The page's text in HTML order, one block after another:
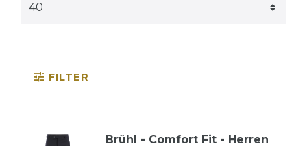
FILTER
Brühl - Comfort Fit - Herren